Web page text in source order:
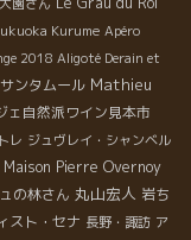
Kurume Apéro
2018 Aligoté Derain et
サンタムール Mathieu
ェ自然派ワイン見本市
レ ジュヴレイ・シャンベル
Maison Pierre Overnoy
の林さん 丸山宏人 岩ち
スト・セナ 長野・諏訪 ア